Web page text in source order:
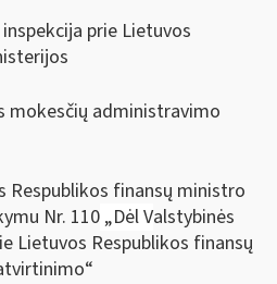
prie Lietuvos
mokesčių administravimo
finansų ministro
Nr. 110 „DėlValstybinės
Lietuvos Respublikos finansų